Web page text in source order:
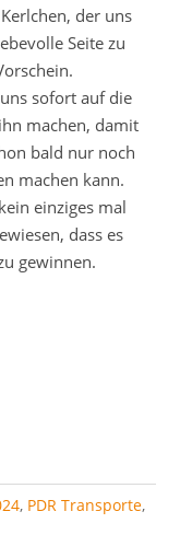
der uns
Seite zu
sofort auf die
machen, damit
bald nur noch
machen kann.
einziges mal
dass es
gewinnen.
, PDR Transporte,